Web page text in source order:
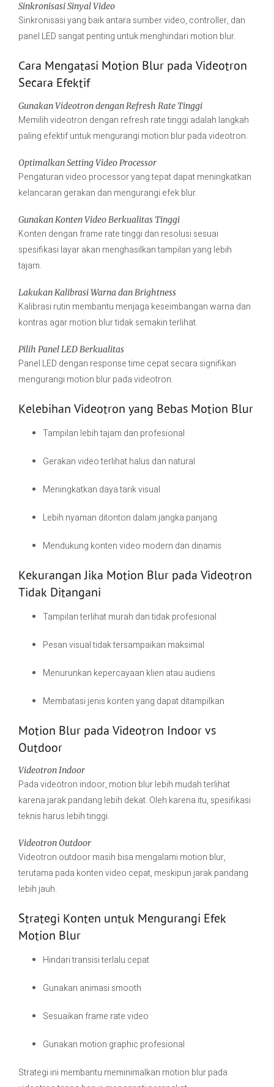
Sinkronisasi Sinyal Video
Sinkronisasi yang baik antara sumber video, controller, dan
panel LED sangat penting untuk menghindari motion blur.
Cara Mengatasi Motion Blur pada Videotron
Secara Efektif
Gunakan Videotron dengan Refresh Rate Tinggi
Memilih videotron dengan refresh rate tinggi adalah langkah
paling efektif untuk mengurangi motion blur pada videotron.
Optimalkan Setting Video Processor
Pengaturan video processor yang tepat dapat meningkatkan
kelancaran gerakan dan mengurangi efek blur.
Gunakan Konten Video Berkualitas Tinggi
Konten dengan frame rate tinggi dan resolusi sesuai
spesifikasi layar akan menghasilkan tampilan yang lebih
tajam.
Lakukan Kalibrasi Warna dan Brightness
Kalibrasi rutin membantu menjaga keseimbangan warna dan
kontras agar motion blur tidak semakin terlihat.
Pilih Panel LED Berkualitas
Panel LED dengan response time cepat secara signifikan
mengurangi motion blur pada videotron.
Kelebihan Videotron yang Bebas Motion Blur
Tampilan lebih tajam dan profesional
Gerakan video terlihat halus dan natural
Meningkatkan daya tarik visual
Lebih nyaman ditonton dalam jangka panjang
Mendukung konten video modern dan dinamis
Kekurangan Jika Motion Blur pada Videotron
Tidak Ditangani
Tampilan terlihat murah dan tidak profesional
Pesan visual tidak tersampaikan maksimal
Menurunkan kepercayaan klien atau audiens
Membatasi jenis konten yang dapat ditampilkan
Motion Blur pada Videotron Indoor vs
Outdoor
Videotron Indoor
Pada videotron indoor, motion blur lebih mudah terlihat
karena jarak pandang lebih dekat. Oleh karena itu, spesifikasi
teknis harus lebih tinggi.
Videotron Outdoor
Videotron outdoor masih bisa mengalami motion blur,
terutama pada konten video cepat, meskipun jarak pandang
lebih jauh.
Strategi Konten untuk Mengurangi Efek
Motion Blur
Hindari transisi terlalu cepat
Gunakan animasi smooth
Sesuaikan frame rate video
Gunakan motion graphic profesional
Strategi ini membantu meminimalkan motion blur pada